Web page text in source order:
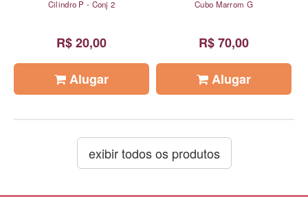
Cilindro P - Conj 2
R$ 20,00
Alugar
Cubo Marrom G
R$ 70,00
Alugar
exibir todos os produtos